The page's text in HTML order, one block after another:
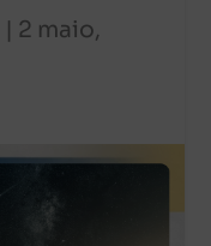
| 2 maio,